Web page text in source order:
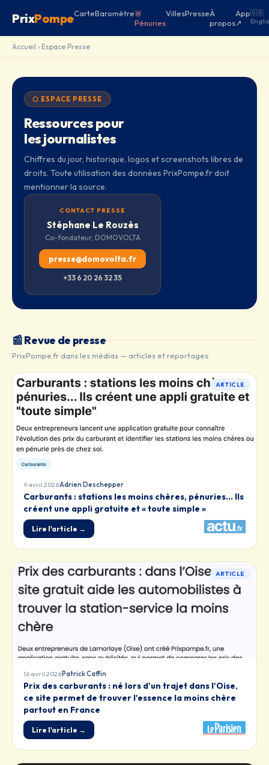
PrixPompeCarteBaromètre🚨
Pénuries
VillesPresseÀ
propos
App
↗
🇬🇧
Accueil › Espace Presse
⬡ ESPACE PRESSE
Ressources pour
les journalistes
Chiffres du jour, historique, logos et screenshots libres de
droits. Toute utilisation des données PrixPompe.fr doit
mentionner la source.
CONTACT PRESSE
Stéphane Le Rouzès
Co-fondateur, DOMOVOLTA
presse@domovolta.fr
+33 6 20 26 32 35
📰 Revue de presse
PrixPompe.fr dans les médias — articles et reportages
ARTICLE
9 avril 2026·Adrien Deschepper
Carburants : stations les moins chères, pénuries… Ils
créent une appli gratuite et « toute simple »
Lire l'article →
ARTICLE
16 avril 2026·Patrick Caffin
Prix des carburants : né lors d'un trajet dans l'Oise,
ce site permet de trouver l'essence la moins chère
partout en France
Lire l'article →